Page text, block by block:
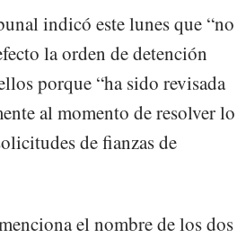
indicó este lunes que “no
la orden de detención
porque “ha sido revisada
al momento de resolver lo
de fianzas de
el nombre de los dos